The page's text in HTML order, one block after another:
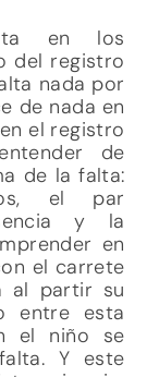
en los
del registro
nada por
de nada en
el registro
de
de la falta:
el par
y la
en
el carrete
al partir su
entre esta
el niño se
Y este